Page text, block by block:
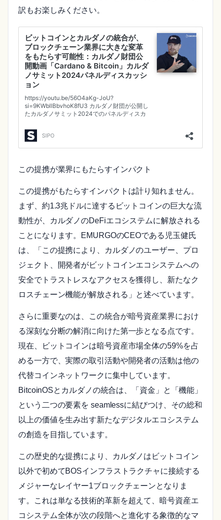
訳もお楽しみください。
この提携が業界にもたらすインパクト
この提携がもたらすインパクトは計り知れません。
まず、約1.3兆ドルに達するビットコインの巨大な流
動性が、カルダノのDeFiエコシステムに解放される
ことになります。EMURGOのCEOである児玉健氏
は、「この提携により、カルダノのユーザー、プロ
ジェクト、開発者がビットコインエコシステムへの
安全でトラストレスなアクセスを獲得し、新たなク
ロスチェーン機能が解放される」と述べています。
さらに重要なのは、この統合が暗号資産業界におけ
る深刻な分断の解消に向けた第一歩となる点です。
現在、ビットコインは暗号資産市場全体の59%を占
める一方で、実際の取引活動や開発者の活動は他の
代替コインネットワークに集中しています。
BitcoinOSとカルダノの統合は、「資金」と「機能」
という二つの要素を seamlessに結びつけ、その総和
以上の価値を生み出す新たなデジタルエコシステム
の創造を目指しています。
この歴史的な提携により、カルダノはビットコイン
以外で初めてBOSインフラストラクチャに接続する
メジャーなレイヤー1ブロックチェーンとなりま
す。これは単なる技術的革新を超えて、暗号資産エ
コシステム全体が次の段階へと進化する象徴的なマ